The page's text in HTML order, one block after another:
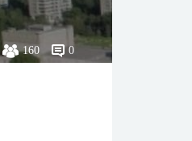
160 0